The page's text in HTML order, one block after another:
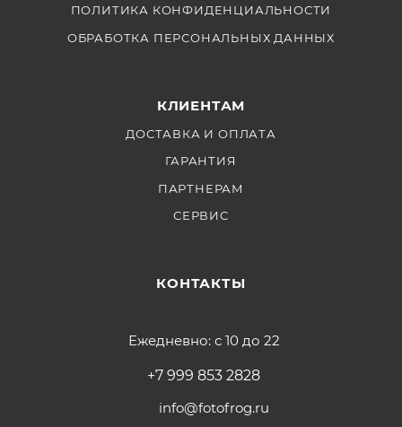
ПОЛИТИКА КОНФИДЕНЦИАЛЬНОСТИ
ОБРАБОТКА ПЕРСОНАЛЬНЫХ ДАННЫХ
КЛИЕНТАМ
ДОСТАВКА И ОПЛАТА
ГАРАНТИЯ
ПАРТНЕРАМ
СЕРВИС
КОНТАКТЫ
Ежедневно: с 10 до 22
+7 999 853 2828
info@fotofrog.ru